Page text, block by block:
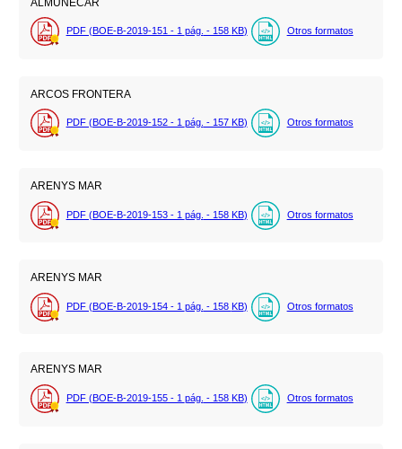
PDF (BOE-B-2019-151 - 1 pág. - 158 KB) Otros formatos
ARCOS FRONTERA
PDF (BOE-B-2019-152 - 1 pág. - 157 KB) Otros formatos
ARENYS MAR
PDF (BOE-B-2019-153 - 1 pág. - 158 KB) Otros formatos
ARENYS MAR
PDF (BOE-B-2019-154 - 1 pág. - 158 KB) Otros formatos
ARENYS MAR
PDF (BOE-B-2019-155 - 1 pág. - 158 KB) Otros formatos